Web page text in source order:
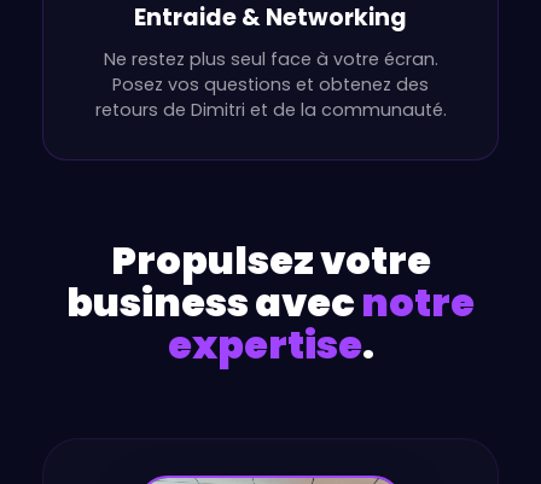
Entraide & Networking
Ne restez plus seul face à votre écran.
Posez vos questions et obtenez des
retours de Dimitri et de la communauté.
Propulsez votre
business avecnotre
expertise.